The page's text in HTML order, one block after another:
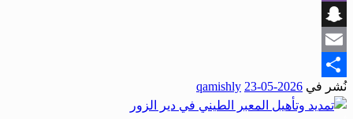
Viber
Snapchat
Email
Share
نُشر في 2026-05-23
qamishly